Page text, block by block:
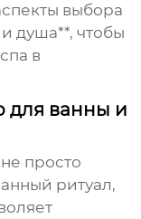
выбора
душа**, чтобы
в
для ванны и
просто
ритуал,